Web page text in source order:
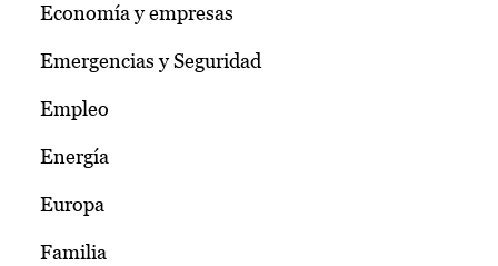
Economía y empresas
Emergencias y Seguridad
Empleo
Energía
Europa
Familia